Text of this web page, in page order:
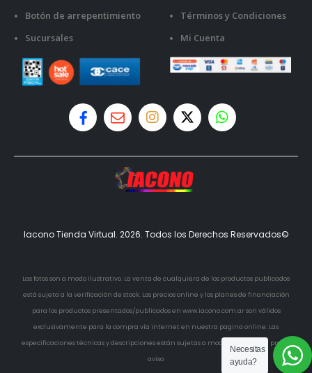
Botón de arrepentimiento
Sucursales
Términos y Condiciones
Mi Cuenta
Iacono Tienda Virtual. 2026. Todos los Derechos Reservados©
Las fotos son a modo ilustrativo. La venta de cualquiera de los productos publicados
está sujeta a la verificación de stock. Los precios online y los planes de financiación
para los productos presentados/publicados en www.iacono.com.ar son válidos
exclusivamente para la compra vía internet en nuestra pagina online. Las
especificaciones técnicas y descripciones están sujetas a modificaciones sin previo
aviso.
Necesitas
ayuda?